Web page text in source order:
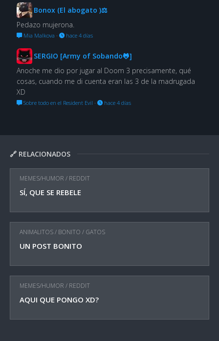
🔗 RELACIONADOS
MEMES/HUMOR / REDDIT
SÍ, QUE SE REBELE
ANIMALITOS/ BONITO / GATOS
UN POST BONITO
MEMES/HUMOR / REDDIT
AQUI QUE PONGO XD?
Bonox (El abogato )⚖
Pedazo mujerona.
Mia Malkova · hace 4 días
SERGIO [Army of Sobando🐸]
Anoche me dio por jugar al Doom 3 precisamente, qué
cosas, cuando me di cuenta eran las 3 de la madrugada
XD
Sobre todo en el Resident Evil · hace 4 días